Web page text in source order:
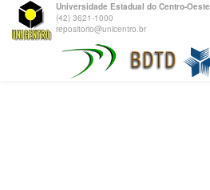
Universidade Estadual do Centro-Oeste
(42) 3621-1000
repositorio@unicentro.br